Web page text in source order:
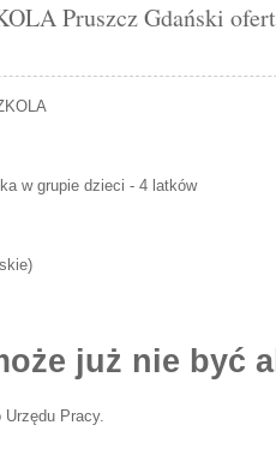
Pruszcz Gdański
w grupie dzieci - 4 latków
)
już nie być
Pracy.